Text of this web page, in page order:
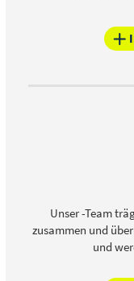
Unser -Team
zusammen und
und